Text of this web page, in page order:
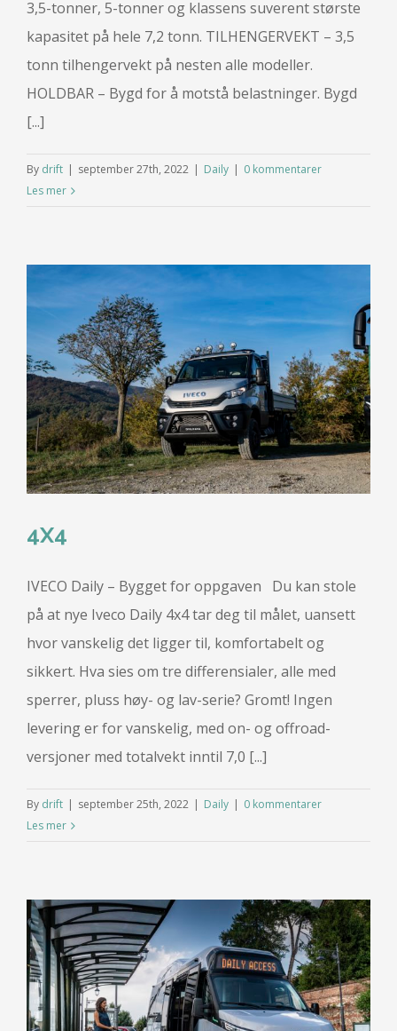
3,5-tonner, 5-tonner og klassens suverent største
kapasitet på hele 7,2 tonn. TILHENGERVEKT – 3,5
tonn tilhengervekt på nesten alle modeller.
HOLDBAR – Bygd for å motstå belastninger. Bygd
[...]
By drift | september 27th, 2022 | Daily | 0 kommentarer
Les mer
4X4
IVECO Daily – Bygget for oppgaven Du kan stole
på at nye Iveco Daily 4x4 tar deg til målet, uansett
hvor vanskelig det ligger til, komfortabelt og
sikkert. Hva sies om tre differensialer, alle med
sperrer, pluss høy- og lav-serie? Gromt! Ingen
levering er for vanskelig, med on- og offroad-
versjoner med totalvekt inntil 7,0 [...]
By drift | september 25th, 2022 | Daily | 0 kommentarer
Les mer